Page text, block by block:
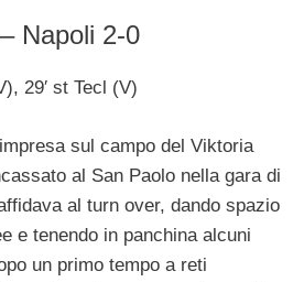
Napoli 2-0
29′ st Tecl (V)
sul campo del Viktoria
al San Paolo nella gara di
al turn over, dando spazio
e tenendo in panchina alcuni
un primo tempo a reti